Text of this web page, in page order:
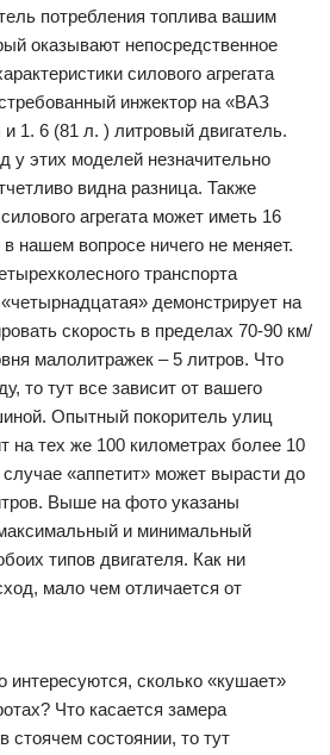
потребления топлива вашим
оказывают непосредственное
силового агрегата
инжектор на «ВАЗ
и 1. 6 (81 л. ) литровый двигатель.
у этих моделей незначительно
видна разница. Также
агрегата может иметь 16
нашем вопросе ничего не меняет.
транспорта
демонстрирует на
скорость в пределах 70-90 км/
малолитражек – 5 литров. Что
то тут все зависит от вашего
Опытный покоритель улиц
на тех же 100 километрах более 10
«аппетит» может вырасти до
Выше на фото указаны
и минимальный
типов двигателя. Как ни
мало чем отличается от
интересуются, сколько «кушает»
Что касается замера
стоячем состоянии, то тут